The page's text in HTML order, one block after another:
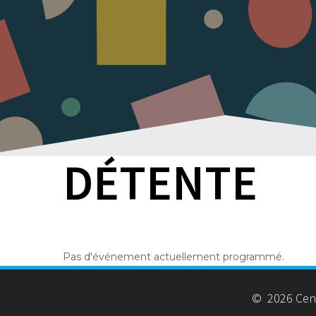
DÉTENTE
Pas d'événement actuellement programmé.
© 2026